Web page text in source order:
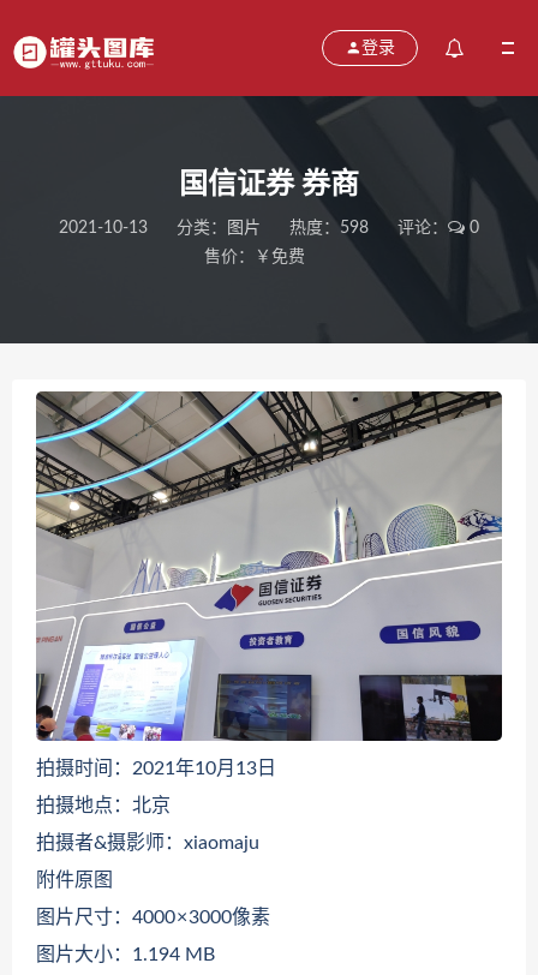
登录
国信证券 券商
2021-10-13 分类： 图片 热度：598 评论：
0
售价：￥免费
拍摄时间：2021年10月13日
拍摄地点：北京
拍摄者&摄影师：xiaomaju
附件原图
图片尺寸：4000 × 3000像素
图片大小：1.194 MB